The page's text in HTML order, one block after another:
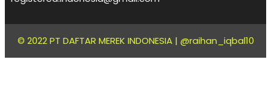
© 2022 PT DAFTAR MEREK INDONESIA | @raihan_iqbal10